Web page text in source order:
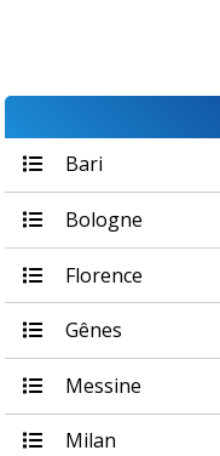
Bari
Bologne
Florence
Gênes
Messine
Milan